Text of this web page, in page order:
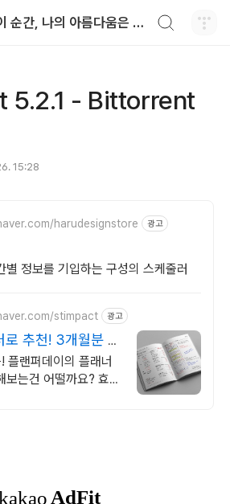
💗지금 이 순간, 나의 아름다움은 가장 빛난다!
5.2.1 - Bittorrent
15:28
harudesignstore 광고
별 정보를 기입하는 구성의 스케줄러
stimpact 광고
추천! 3개월분 다
플랜퍼데이의 플래너
보는건 어떨까요? 효율